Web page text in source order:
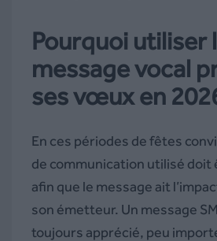
Pourquoi utiliser
message vocal
ses vœux en
En ces périodes de fêtes
de communication utilisé doit
afin que le message ait
son émetteur. Un message
toujours apprécié, peu